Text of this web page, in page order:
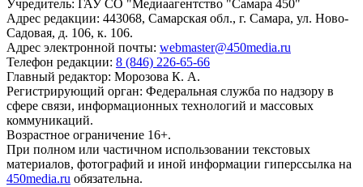
Учредитель: ГАУ СО "Медиаагентство "Самара 450"
Адрес редакции: 443068, Самарская обл., г. Самара, ул. Ново-
Садовая, д. 106, к. 106.
Адрес электронной почты: webmaster@450media.ru
Телефон редакции: 8 (846) 226-65-66
Главный редактор: Морозова К. А.
Регистрирующий орган: Федеральная служба по надзору в
сфере связи, информационных технологий и массовых
коммуникаций.
Возрастное ограничение 16+.
При полном или частичном использовании текстовых
материалов, фотографий и иной информации гиперссылка на
450media.ru обязательна.